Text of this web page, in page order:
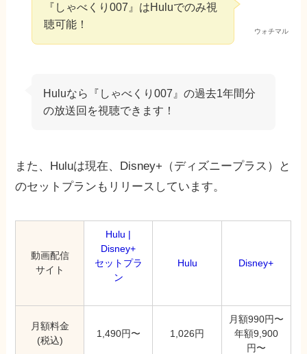
ウォチマル
『しゃべくり007』はHuluでのみ視
聴可能！
Huluなら『しゃべくり007』の過去1年間分
の放送回を視聴できます！
また、Huluは現在、Disney+（ディズニープラス）と
のセットプランもリリースしています。
動画配信
サイト
Hulu |
Disney+
セットプラ
ン
Hulu Disney+
月額料金
(税込)
1,490円〜 1,026円
月額990円〜
年額9,900
円〜